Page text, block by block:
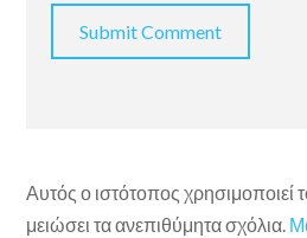
Αυτός ο ιστότοπος χρησιμοποιεί
μειώσει τα ανεπιθύμητα σχόλια.